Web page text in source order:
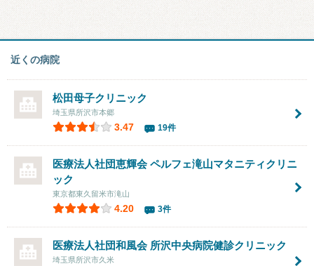
近くの病院
松田母子クリニック
埼玉県所沢市本郷
3.47 19件
医療法人社団恵輝会 ペルフェ滝山マタニティクリニ
ック
東京都東久留米市滝山
4.20 3件
医療法人社団和風会 所沢中央病院健診クリニック
埼玉県所沢市久米